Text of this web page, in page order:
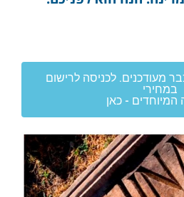
מעודכנים. לכניסה לרישום
במחירי
המיוחדים - כאן